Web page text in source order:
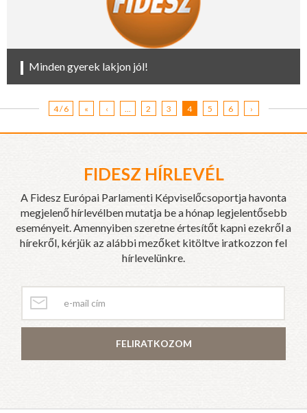
Minden gyerek lakjon jól!
4 / 6 « ‹ ... 2 3 4 5 6 ›
FIDESZ HÍRLEVÉL
A Fidesz Európai Parlamenti Képviselőcsoportja havonta
megjelenő hírlevélben mutatja be a hónap legjelentősebb
eseményeit. Amennyiben szeretne értesítőt kapni ezekről a
hírekről, kérjük az alábbi mezőket kitöltve iratkozzon fel
hírlevelünkre.
FELIRATKOZOM